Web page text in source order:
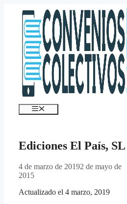
contenido
Menú
Ediciones El País, SL
4 de marzo de 20192 de mayo de
2015
Actualizado el 4 marzo, 2019